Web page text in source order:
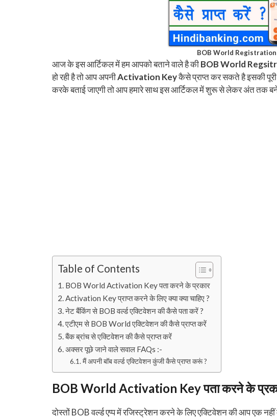
BOB World Registration
आज के इस आर्टिकल में हम आपको बताने वाले है कीBOB World
हो रही है तो आप अपनीActivation Keyकैसे प्राप्त कर सकते है इसकी
करके बताई जाएगी तो आप हमारे साथ इस आर्टिकल में शुरू से लेकर अंत तक
Table of Contents
BOB World Activation Key पता करने के प्रकार
Activation Key प्राप्त करने के लिए क्या क्या चाहिए ?
नेट बैंकिंग से BOB वर्ल्ड एक्टिवेशन की कैसे पता करें ?
एटीएम से BOB World एक्टिवेशन की कैसे प्राप्त करें
बैंक ब्रांच से एक्टिवेशन की कैसे प्राप्त करें
अक्सर पूछे जाने वाले सवाल FAQs :-
मैं अपनी बॉब वर्ल्ड एक्टिवेशन कुंजी कैसे प्राप्त करूं ?
BOB World Activation Key पता करने के
दोस्तों BOB वर्ल्ड एप्प में रजिस्ट्रेशन करने के लिए एक्टिवेशन की आप एक